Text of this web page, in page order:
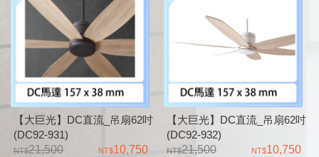
【大巨光】DC直流_吊扇62吋
(DC92-931)
21,500
10,750
【大巨光】DC直流_吊扇62吋
(DC92-932)
21,500
10,750